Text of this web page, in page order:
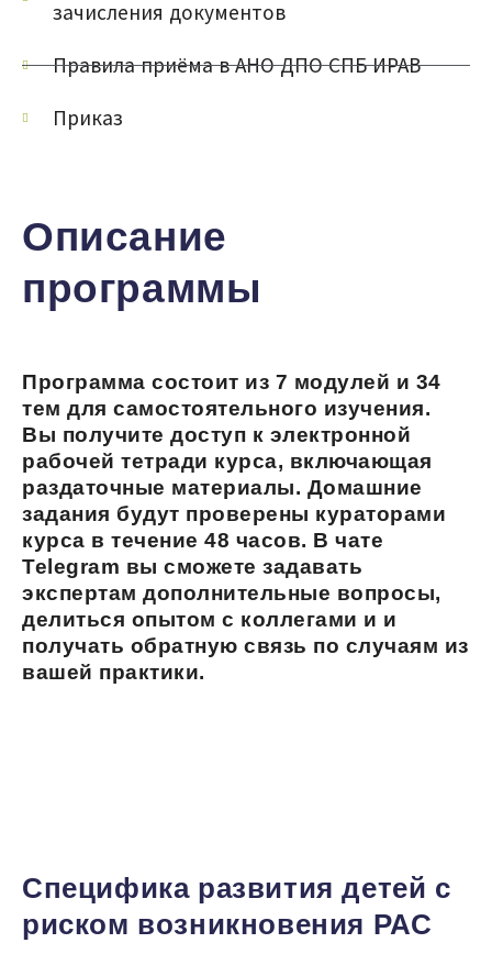
зачисления документов
Правила приёма в АНО ДПО СПБ ИРАВ
Приказ
Описание
программы
Программа состоит из 7 модулей и 34
тем для самостоятельного изучения.
Вы получите доступ к электронной
рабочей тетради курса, включающая
раздаточные материалы. Домашние
задания будут проверены кураторами
курса в течение 48 часов. В чате
Telegram вы сможете задавать
экспертам дополнительные вопросы,
делиться опытом с коллегами и и
получать обратную связь по случаям из
вашей практики.
Специфика развития детей с
риском возникновения РАС